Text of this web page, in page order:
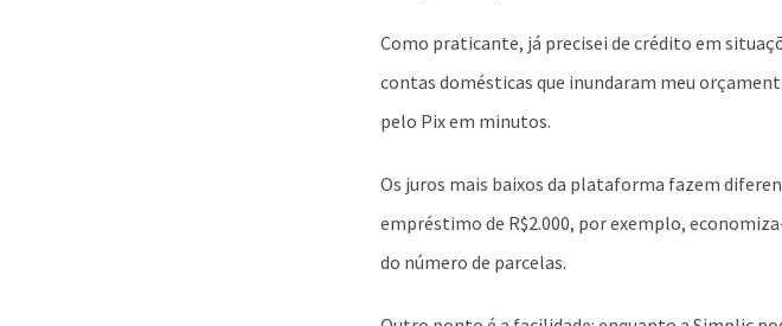
Como praticante, já precisei de crédito em
contas domésticas que inundaram meu
pelo Pix em minutos.
Os juros mais baixos da plataforma fazem
empréstimo de R$2.000, por exemplo,
do número de parcelas.